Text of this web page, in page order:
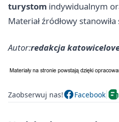
turystom indywidualnym
Materiał źródłowy
Autor:redakcja
Zaobserwuj nas! Facebook